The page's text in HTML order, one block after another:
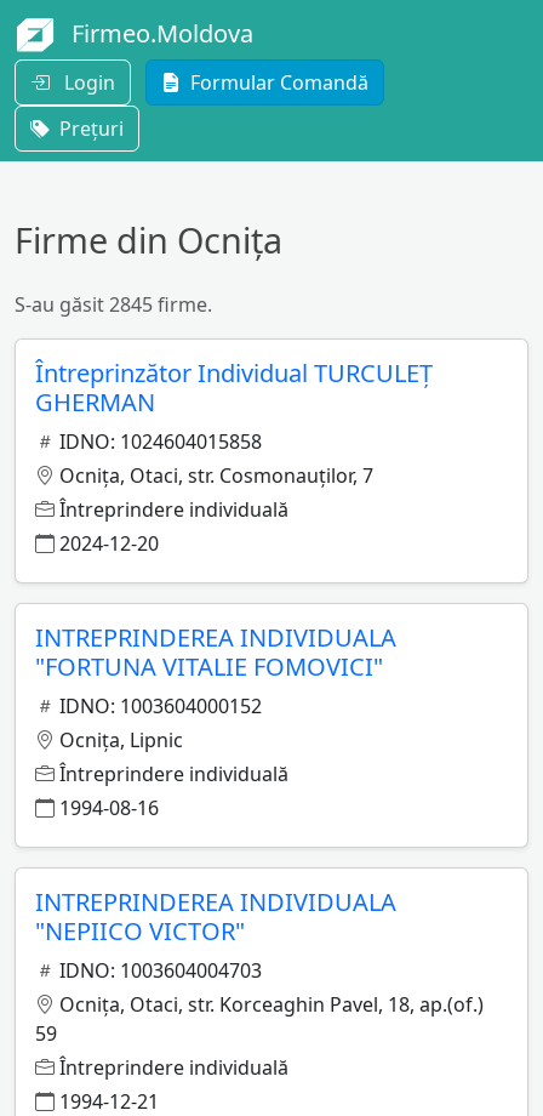
Firmeo.Moldova
Login
Formular Comandă
Prețuri
Firme din Ocnița
S-au găsit 2845 firme.
Întreprinzător Individual TURCULEŢ
GHERMAN
IDNO: 1024604015858
Ocniţa, Otaci, str. Cosmonauţilor, 7
Întreprindere individuală
2024-12-20
INTREPRINDEREA INDIVIDUALA
"FORTUNA VITALIE FOMOVICI"
IDNO: 1003604000152
Ocniţa, Lipnic
Întreprindere individuală
1994-08-16
INTREPRINDEREA INDIVIDUALA
"NEPIICO VICTOR"
IDNO: 1003604004703
Ocniţa, Otaci, str. Korceaghin Pavel, 18, ap.(of.)
59
Întreprindere individuală
1994-12-21